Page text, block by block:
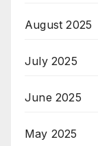
August 2025
July 2025
June 2025
May 2025